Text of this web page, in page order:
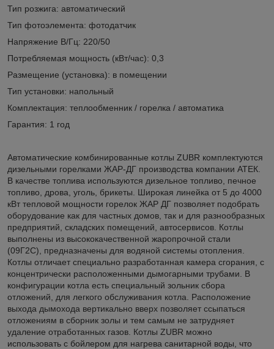
Тип розжига: автоматический
Тип фотоэлемента: фотодатчик
Напряжение В/Гц: 220/50
Потребляемая мощность (кВт/час): 0,3
Размещение (установка): в помещении
Тип установки: напольный
Комплектация: теплообменник / горелка / автоматика
Гарантия: 1 год
Автоматические комбинированные котлы ZUBR комплектуются
дизельными горелками ЖАР-ДГ производства компании АТЕК.
В качестве топлива используются дизельное топливо, печное
топливо, дрова, уголь, брикеты. Широкая линейка от 5 до 4000
кВт тепловой мощности горелок ЖАР ДГ позволяет подобрать
оборудование как для частных домов, так и для разнообразных
предприятий, складских помещений, автосервисов. Котлы
выполнены из высококачественной жаропрочной стали
(09Г2С), предназначены для водяной системы отопления.
Котлы отличает специально разработанная камера сгорания, с
концентрически расположенными дымогарными трубами. В
конфигурации котла есть специальный зольник сбора
отложений, для легкого обслуживания котла. Расположение
выхода дымохода вертикально вверх позволяет ссыпаться
отложениям в сборник золы и тем самым не затрудняет
удаление отработанных газов. Котлы ZUBR можно
использовать с бойлером для нагрева санитарной воды, что